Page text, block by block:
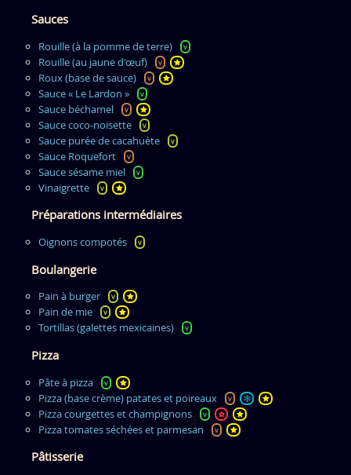
Sauces
Rouille (à la pomme de terre) v
Rouille (au jaune d'œuf) v
Roux (base de sauce) v
Sauce « Le Lardon » v
Sauce béchamel v
Sauce coco-noisette v
Sauce purée de cacahuète v
Sauce Roquefort v
Sauce sésame miel v
Vinaigrette v
Préparations intermédiaires
Oignons compotés v
Boulangerie
Pain à burger v
Pain de mie v
Tortillas (galettes mexicaines) v
Pizza
Pâte à pizza v
Pizza (base crème) patates et poireaux v
Pizza courgettes et champignons v ✿
Pizza tomates séchées et parmesan v
Pâtisserie